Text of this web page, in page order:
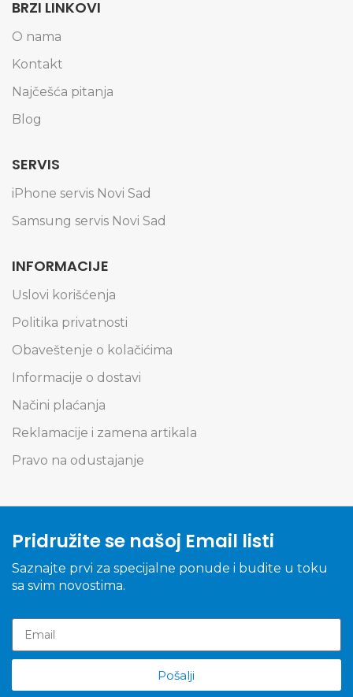
BRZI LINKOVI
O nama
Kontakt
Najčešća pitanja
Blog
SERVIS
iPhone servis Novi Sad
Samsung servis Novi Sad
INFORMACIJE
Uslovi korišćenja
Politika privatnosti
Obaveštenje o kolačićima
Informacije o dostavi
Načini plaćanja
Reklamacije i zamena artikala
Pravo na odustajanje
Pridružite se našoj Email listi
Saznajte prvi za specijalne ponude i budite u toku
sa svim novostima.
Pošalji